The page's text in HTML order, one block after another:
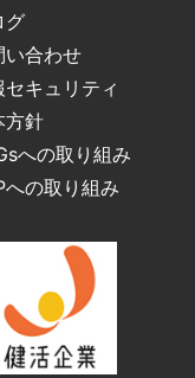
グ
い合わせ
セキュリティ
方針
への取り組み
への取り組み